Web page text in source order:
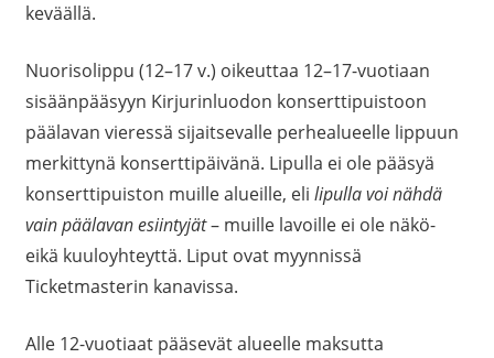
keväällä.
Nuorisolippu (12–17 v.) oikeuttaa 12–17-vuotiaan
sisäänpääsyyn Kirjurinluodon konserttipuistoon
päälavan vieressä sijaitsevalle perhealueelle lippuun
merkittynä konserttipäivänä. Lipulla ei ole pääsyä
konserttipuiston muille alueille, eli lipulla voi nähdä
vain päälavan esiintyjät– muille lavoille ei ole näkö-
eikä kuuloyhteyttä. Liput ovat myynnissä
Ticketmasterin kanavissa.
Alle 12-vuotiaat pääsevät alueelle maksutta